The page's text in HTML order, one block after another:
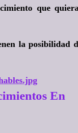
que
la posibilidad
En